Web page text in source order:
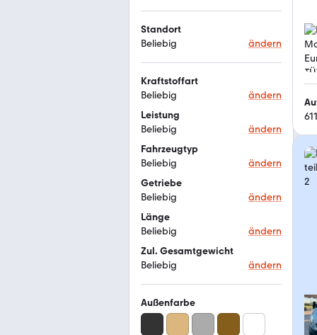
Standort
Beliebig
ändern
Kraftstoffart
Beliebig
ändern
Leistung
Beliebig
ändern
Fahrzeugtyp
Beliebig
ändern
Getriebe
Beliebig
ändern
Länge
Beliebig
ändern
Zul. Gesamtgewicht
Beliebig
ändern
Außenfarbe